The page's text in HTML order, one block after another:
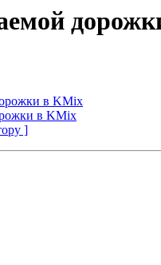
в KMix
в KMix
]